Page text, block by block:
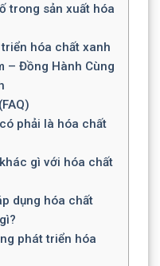
trong sản xuất hóa
hóa chất xanh
– Đồng Hành Cùng
phải là hóa chất
gì với hóa chất
dụng hóa chất
phát triển hóa